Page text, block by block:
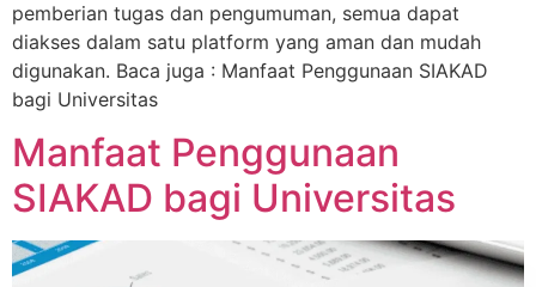
pemberian tugas dan pengumuman, semua dapat
diakses dalam satu platform yang aman dan mudah
digunakan. Baca juga : Manfaat Penggunaan SIAKAD
bagi Universitas
Manfaat Penggunaan
SIAKAD bagi Universitas